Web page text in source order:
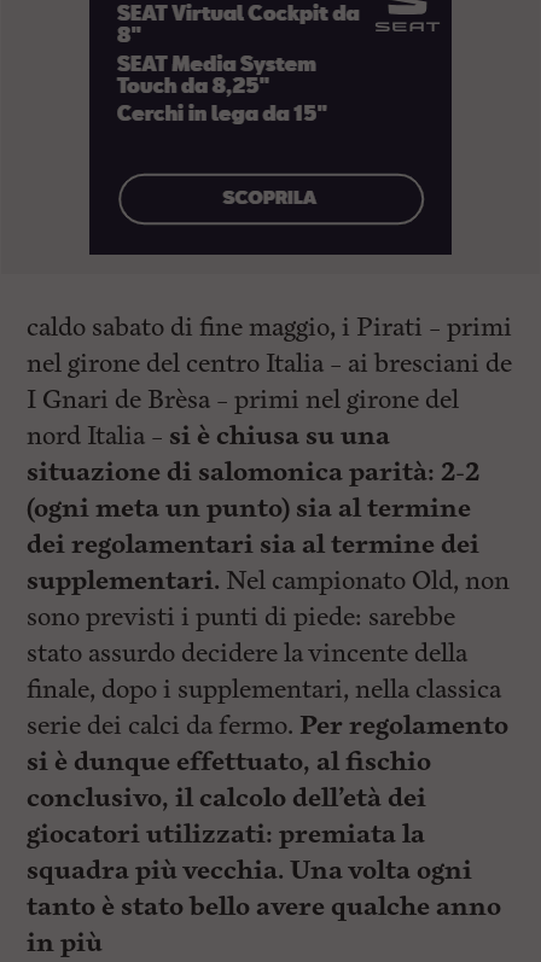
caldo sabato di fine maggio, i Pirati – primi
nel girone del centro Italia – ai bresciani de
I Gnari de Brèsa – primi nel girone del
nord Italia – si è chiusa su una
situazione di salomonica parità: 2-2
(ogni meta un punto) sia al termine
dei regolamentari sia al termine dei
supplementari. Nel campionato Old, non
sono previsti i punti di piede: sarebbe
stato assurdo decidere la vincente della
finale, dopo i supplementari, nella classica
serie dei calci da fermo. Per regolamento
si è dunque effettuato, al fischio
conclusivo, il calcolo dell’età dei
giocatori utilizzati: premiata la
squadra più vecchia. Una volta ogni
tanto è stato bello avere qualche anno
in più